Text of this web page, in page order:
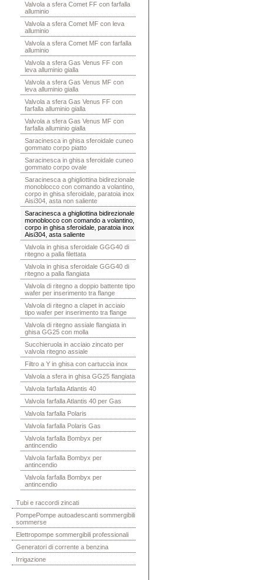
Valvola a sfera Comet FF con farfalla
alluminio
Valvola a sfera Comet MF con leva
alluminio
Valvola a sfera Comet MF con farfalla
alluminio
Valvola a sfera Gas Venus FF con
leva alluminio gialla
Valvola a sfera Gas Venus MF con
leva alluminio gialla
Valvola a sfera Gas Venus FF con
farfalla alluminio gialla
Valvola a sfera Gas Venus MF con
farfalla alluminio gialla
Saracinesca in ghisa sferoidale cuneo
gommato corpo piatto
Saracinesca in ghisa sferoidale cuneo
gommato corpo ovale
Saracinesca a ghigliottina bidirezionale
monoblocco con comando a volantino,
corpo in ghisa sferoidale, paratoia inox
Aisi304, asta non saliente
Saracinesca a ghigliottina bidirezionale
monoblocco con comando a volantino,
corpo in ghisa sferoidale, paratoia inox
Aisi304, asta saliente
Valvola in ghisa sferoidale GGG40 di
ritegno a palla filettata
Valvola in ghisa sferoidale GGG40 di
ritegno a palla flangiata
Valvola di ritegno a doppio battente tipo
wafer per inserimento tra flange
Valvola di ritegno a clapet in acciaio
tipo wafer per inserimento tra flange
Valvola di ritegno assiale flangiata in
ghisa GG25 con molla
Succhieruola in acciaio zincato per
valvola ritegno assiale
Filtro a Y in ghisa con cartuccia inox
Valvola a sfera in ghisa GG25 flangiata
Valvola farfalla Atlantis 40
Valvola farfalla Atlantis 40 per Gas
Valvola farfalla Polaris
Valvola farfalla Polaris Gas
Valvola farfalla Bombyx per
antincendio
Valvola farfalla Bombyx per
antincendio
Valvola farfalla Bombyx per
antincendio
Tubi e raccordi zincati
PompePompe autoadescanti sommergibili
sommerse
Elettropompe sommergibili professionali
Generatori di corrente a benzina
Irrigazione